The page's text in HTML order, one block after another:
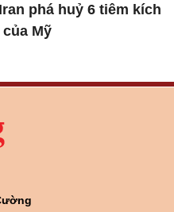
phá huỷ 6 tiêm kích
của Mỹ